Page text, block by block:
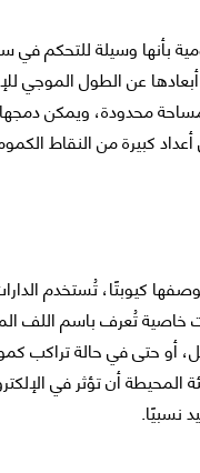
بأنها وسيلة للتحكم في
عن الطول الموجي
محدودة، ويمكن
كبيرة من النقاط
كيوبتًا، تُستخدم
خاصية تُعرف باسم اللف
أو حتى في حالة تراكب
المحيطة أن تؤثر في
نسبيًا.